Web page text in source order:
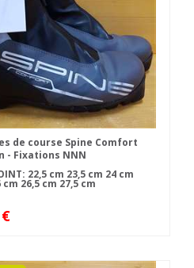
de course Spine Comfort
- Fixations NNN
22,5 cm 23,5 cm 24 cm
cm 26,5 cm 27,5 cm